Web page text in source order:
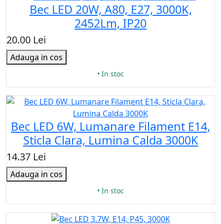
Bec LED 20W, A80, Е27, 3000K,
2452Lm, IP20
20.00 Lei
Adauga in cos
• In stoc
Bec LED 6W, Lumanare Filament E14,
Sticla Clara, Lumina Calda 3000K
14.37 Lei
Adauga in cos
• In stoc